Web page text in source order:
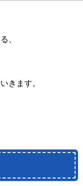
、
きます。